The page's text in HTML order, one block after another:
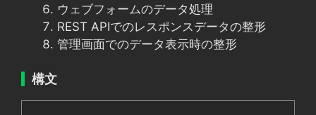
ウェブフォームのデータ処理
REST APIでのレスポンスデータの整形
管理画面でのデータ表示時の整形
構文